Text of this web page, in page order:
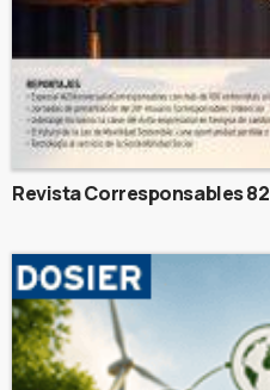
Revista Corresponsables 82